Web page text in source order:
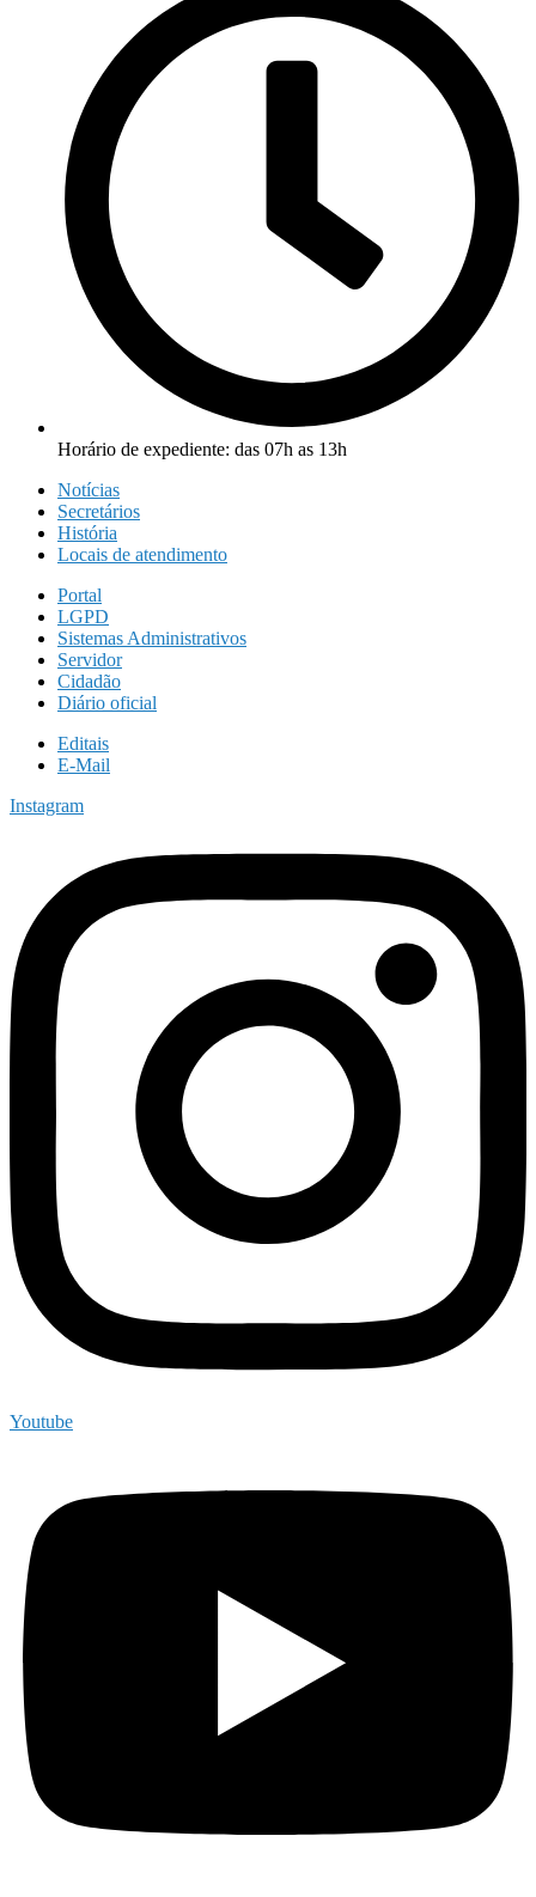
Horário de expediente: das 07h as 13h
Notícias
Secretários
História
Locais de atendimento
Portal
LGPD
Sistemas Administrativos
Servidor
Cidadão
Diário oficial
Editais
E-Mail
Instagram
Youtube